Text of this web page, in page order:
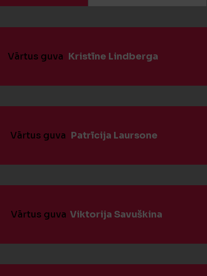
Vārtus guva Kristīne Lindberga
Vārtus guva Patrīcija Laursone
Vārtus guva Viktorija Savuškina